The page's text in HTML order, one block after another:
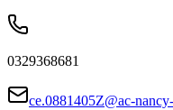
0329368681
ce.0881405Z@ac-